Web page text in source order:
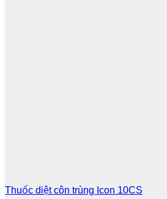
Thuốc diệt côn trùng Icon 10CS